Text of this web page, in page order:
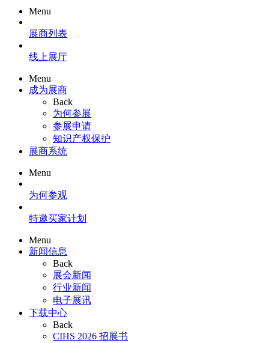
Menu
展商列表
线上展厅
Menu
成为展商
Back
为何参展
参展申请
知识产权保护
展商系统
Menu
为何参观
特邀买家计划
Menu
新闻信息
Back
展会新闻
行业新闻
电子展讯
下载中心
Back
CIHS 2026 招展书